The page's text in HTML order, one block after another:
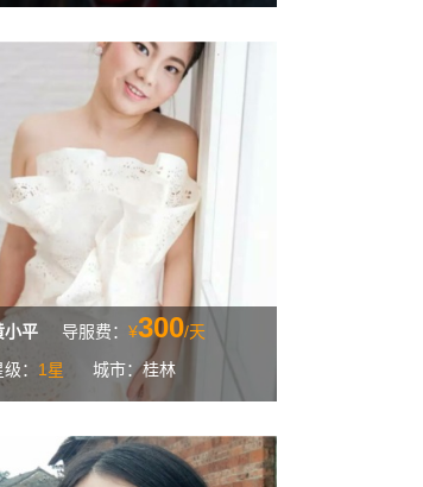
小平 导服费： ¥300/天
： 1星 城市：桂林